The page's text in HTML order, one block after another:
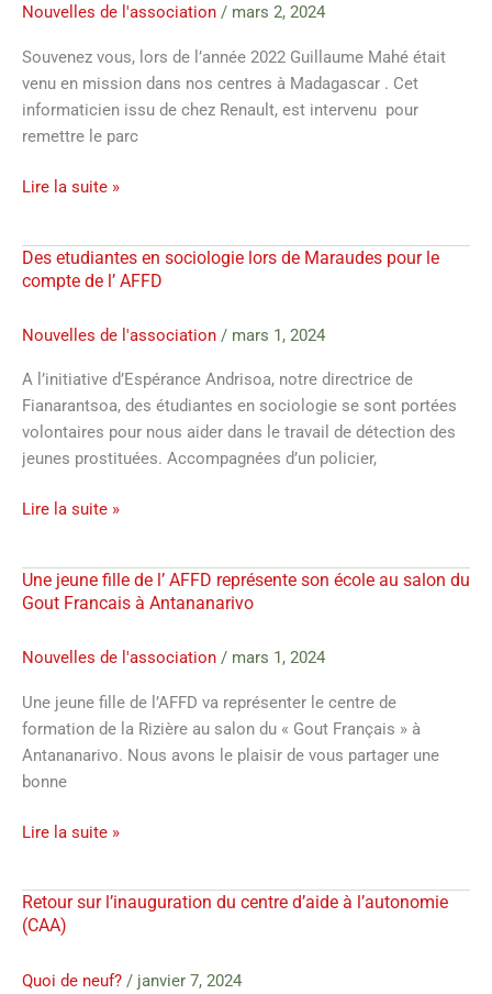
Nouvelles de l'association / mars 2, 2024
Souvenez vous, lors de l’année 2022 Guillaume Mahé était
venu en mission dans nos centres à Madagascar . Cet
informaticien issu de chez Renault, est intervenu pour
remettre le parc
d’informatique
Fianarantsoa
Lire la suite »
Des etudiantes en sociologie lors de Maraudes pour le
compte de l’ AFFD
Nouvelles de l'association / mars 1, 2024
A l’initiative d’Espérance Andrisoa, notre directrice de
Fianarantsoa, des étudiantes en sociologie se sont portées
volontaires pour nous aider dans le travail de détection des
jeunes prostituées. Accompagnées d’un policier,
Des
etudiantes
sociologie
de
Maraudes
pour
le
AFFD
Lire la suite »
Une jeune fille de l’ AFFD représente son école au salon du
Gout Francais à Antananarivo
Nouvelles de l'association / mars 1, 2024
Une jeune fille de l’AFFD va représenter le centre de
formation de la Rizière au salon du « Gout Français » à
Antananarivo. Nous avons le plaisir de vous partager une
bonne
Une
jeune
de
AFFD
représente
son
école
salon
Gout
Francais
Antananarivo
Lire la suite »
Retour sur l’inauguration du centre d’aide à l’autonomie
(CAA)
Quoi de neuf? / janvier 7, 2024
Retour
sur
du